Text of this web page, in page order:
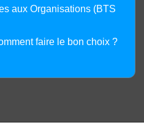
aux Organisations (BTS
faire le bon choix ?